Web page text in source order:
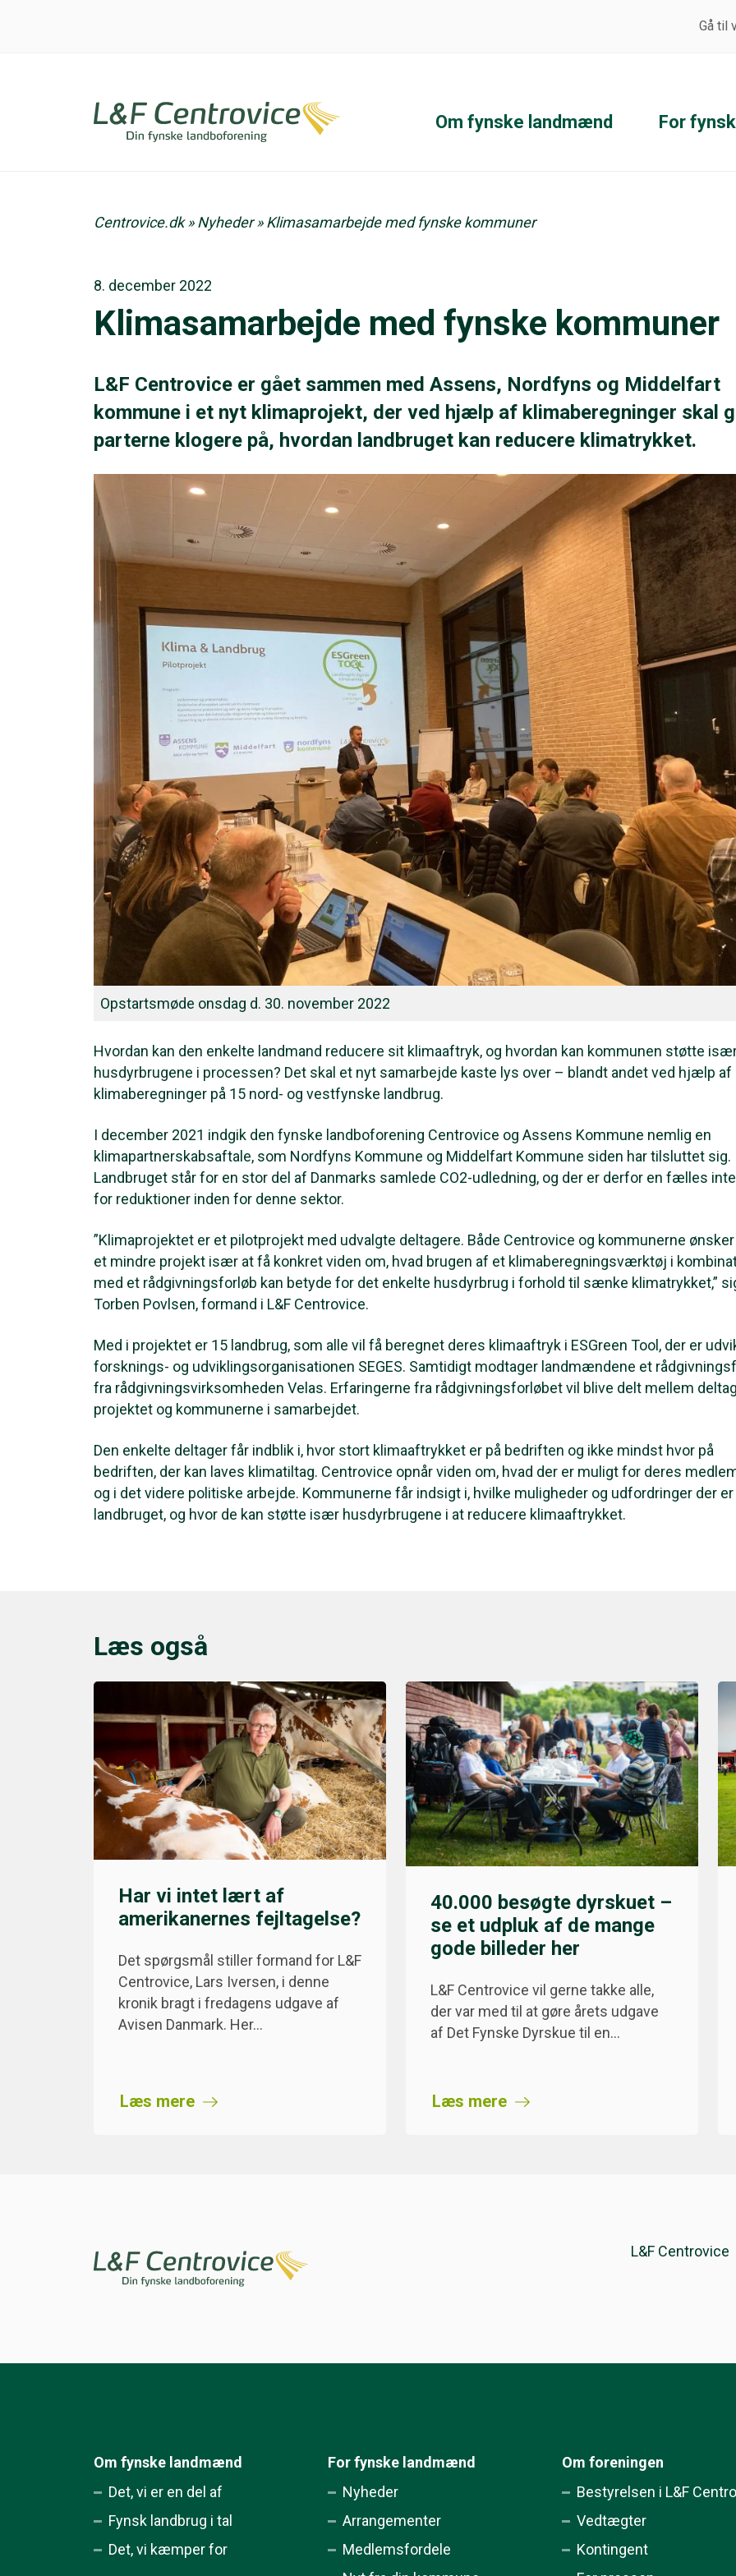
Gå til
Om fynske landmænd For
Centrovice.dk»Nyheder»Klimasamarbejde med fynske kommuner
8. december 2022
Klimasamarbejde med fynske kommuner
L&F Centrovice er gået sammen med Assens, Nordfyns og Middelfart
kommune i et nyt klimaprojekt, der ved hjælp af klimaberegninger skal
parterne klogere på, hvordan landbruget kan reducere klimatrykket.
Opstartsmøde onsdag d. 30. november 2022
Hvordan kan den enkelte landmand reducere sit klimaaftryk, og hvordan kan kommunen støtte
husdyrbrugene i processen? Det skal et nyt samarbejde kaste lys over – blandt andet ved hjælp af
klimaberegninger på 15 nord- og vestfynske landbrug.
I december 2021 indgik den fynske landboforening Centrovice og Assens Kommune nemlig en
klimapartnerskabsaftale, som Nordfyns Kommune og Middelfart Kommune siden har tilsluttet sig.
Landbruget står for en stor del af Danmarks samlede CO2-udledning, og der er derfor en fælles
for reduktioner inden for denne sektor.
”Klimaprojektet er et pilotprojekt med udvalgte deltagere. Både Centrovice og kommunerne
et mindre projekt især at få konkret viden om, hvad brugen af et klimaberegningsværktøj i
med et rådgivningsforløb kan betyde for det enkelte husdyrbrug i forhold til sænke klimatrykket,”
Torben Povlsen, formand i L&F Centrovice.
Med i projektet er 15 landbrug, som alle vil få beregnet deres klimaaftryk i ESGreen Tool, der er
forsknings- og udviklingsorganisationen SEGES. Samtidigt modtager landmændene et
fra rådgivningsvirksomheden Velas. Erfaringerne fra rådgivningsforløbet vil blive delt mellem
projektet og kommunerne i samarbejdet.
Den enkelte deltager får indblik i, hvor stort klimaaftrykket er på bedriften og ikke mindst hvor på
bedriften, der kan laves klimatiltag. Centrovice opnår viden om, hvad der er muligt for deres
og i det videre politiske arbejde. Kommunerne får indsigt i, hvilke muligheder og udfordringer der er
landbruget, og hvor de kan støtte især husdyrbrugene i at reducere klimaaftrykket.
Læs også
Har vi intet lært af
amerikanernes fejltagelse?
Det spørgsmål stiller formand for L&F
Centrovice, Lars Iversen, i denne
kronik bragt i fredagens udgave af
Avisen Danmark. Her…
Læs mere
40.000 besøgte dyrskuet –
se et udpluk af de mange
gode billeder her
L&F Centrovice vil gerne takke alle,
der var med til at gøre årets udgave
af Det Fynske Dyrskue til en…
Læs mere
L&F Centrovice
Om fynske landmænd
Det, vi er en del af
Fynsk landbrug i tal
Det, vi kæmper for
For fynske landmænd
Nyheder
Arrangementer
Medlemsfordele
Om foreningen
Bestyrelsen i L&F
Vedtægter
Kontingent